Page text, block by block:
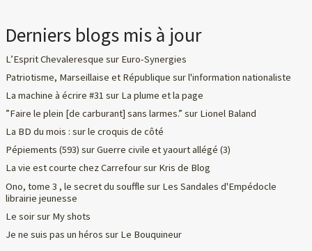
Derniers blogs mis à jour
L’Esprit Chevaleresque sur Euro-Synergies
Patriotisme, Marseillaise et République surl'information nationaliste
La machine à écrire #31 sur La plume et la page
”Faire le plein [de carburant] sans larmes.” sur Lionel Baland
La BD du mois : surle croquis de côté
Pépiements (593) surGuerre civile et yaourt allégé (3)
La vie est courte chez Carrefoursur Kris de Blog
Ono, tome 3 , le secret du souffle sur Les Sandales d'Empédocle
librairie jeunesse
Le soirsur My shots
Je ne suis pas un héros sur Le Bouquineur